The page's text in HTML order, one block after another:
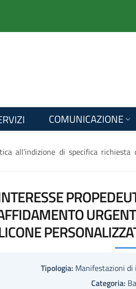
COMUNICAZIONE
all’indizione di specifica
Tipologia: Manifestazioni
Categoria: